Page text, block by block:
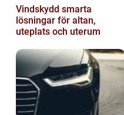
Vindskydd smarta
lösningar för altan,
uteplats och uterum